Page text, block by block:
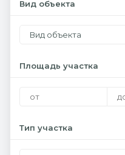
Вид объекта
Вид объекта
Площадь участка
Тип участка